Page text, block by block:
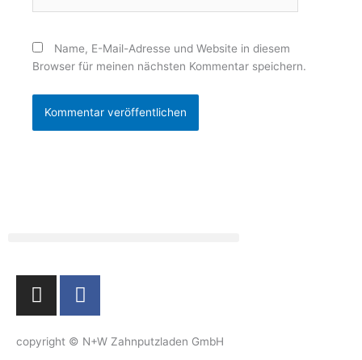
Name, E-Mail-Adresse und Website in diesem
Browser für meinen nächsten Kommentar speichern.
I
n
t
F
a
e
copyright © N+W Zahnputzladen GmbH